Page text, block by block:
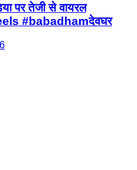
पर तेजी से वायरल
#babadhamदेवघर